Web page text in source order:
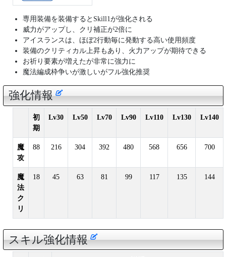
専用装備を装備するとSkill1が強化される
威力がアップし、クリ補正が2倍に
アイスランスは、ほぼ2行動毎に発動する高い使用頻度
装備のクリティカル上昇もあり、火力アップが期待できる
お祈り要素が増えたが非常に強力に
魔法編成枠争いが激しいがフル強化推奨
強化情報
初
期
Lv30 Lv50 Lv70 Lv90 Lv110 Lv130 Lv140
魔
攻
88 216 304 392 480 568 656 700
魔
法
ク
リ
18 45 63 81 99 117 135 144
スキル強化情報